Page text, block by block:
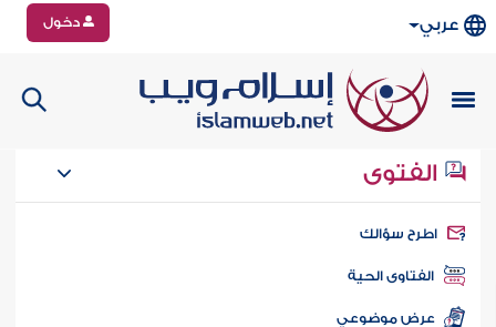
عربي دخول
الفتوى
سؤالك
الفتاوى الحية